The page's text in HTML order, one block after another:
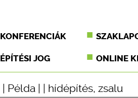
KONFERENCIÁK
ÉPÍTÉSI JOG ONLINE
Példa hídépítés, zsalu